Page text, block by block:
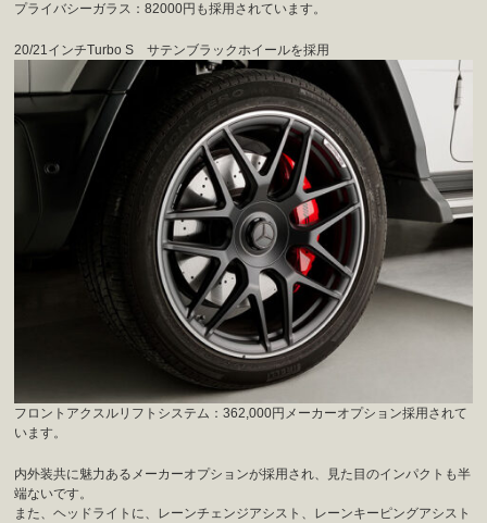
プライバシーガラス：82000円も採用されています。
20/21インチTurbo S サテンブラックホイールを採用
フロントアクスルリフトシステム：362,000円メーカーオプション採用されて
います。
内外装共に魅力あるメーカーオプションが採用され、見た目のインパクトも半
端ないです。
また、ヘッドライトに、レーンチェンジアシスト、レーンキーピングアシスト